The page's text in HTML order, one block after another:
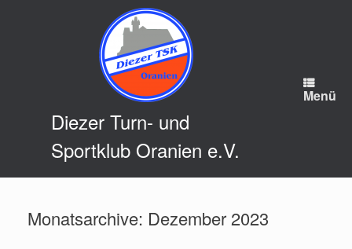
Diezer Turn- und
Sportklub Oranien e.V.
Menü
Monatsarchive: Dezember 2023